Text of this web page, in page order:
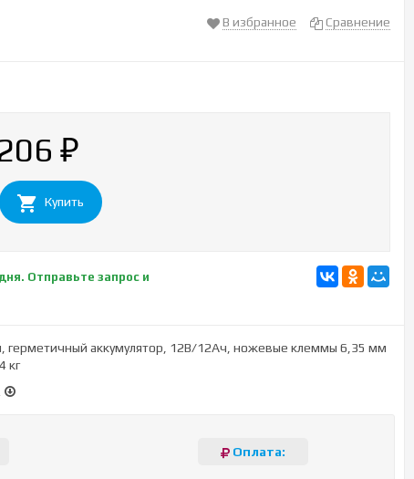
В избранное Сравнение
₽
Купить
Отправьте запрос и
герметичный аккумулятор, 12В/12Ач, ножевые клеммы 6,35 мм
кг
Оплата: